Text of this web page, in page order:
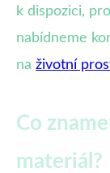
k dispozici,
nabídneme
na životní
Co
materiál?